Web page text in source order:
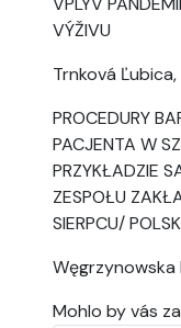
VÝŽIVU
Trnková
PROCEDURY
PACJENTA W
PRZYKŁADZIE
ZESPOŁU
SIERPCU/
Węgrzynowska
Mohlo by vás